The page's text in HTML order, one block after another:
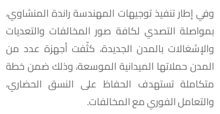
وفي إطار تنفيذ توجيهات المهندسة راندة المنشاوي،
بمواصلة التصدي لكافة صور المخالفات والتعديات
والإشغالات بالمدن الجديدة، كثّفت أجهزة عدد من
المدن حملاتها الميدانية الموسعة، وذلك ضمن خطة
متكاملة تستهدف الحفاظ على النسق الحضاري،
والتعامل الفوري مع المخالفات.